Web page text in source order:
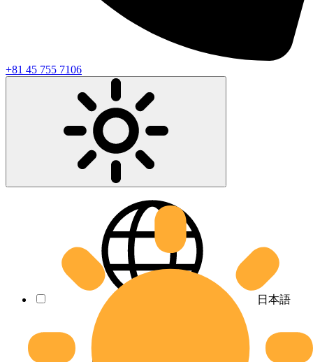
+81 45 755 7106
日本語